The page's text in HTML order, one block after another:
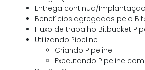
Entrega continua/
Benefícios agregados pelo
Fluxo de trabalho Bitbucket
Utilizando Pipeline
Criando Pipeline
Executando Pipeline